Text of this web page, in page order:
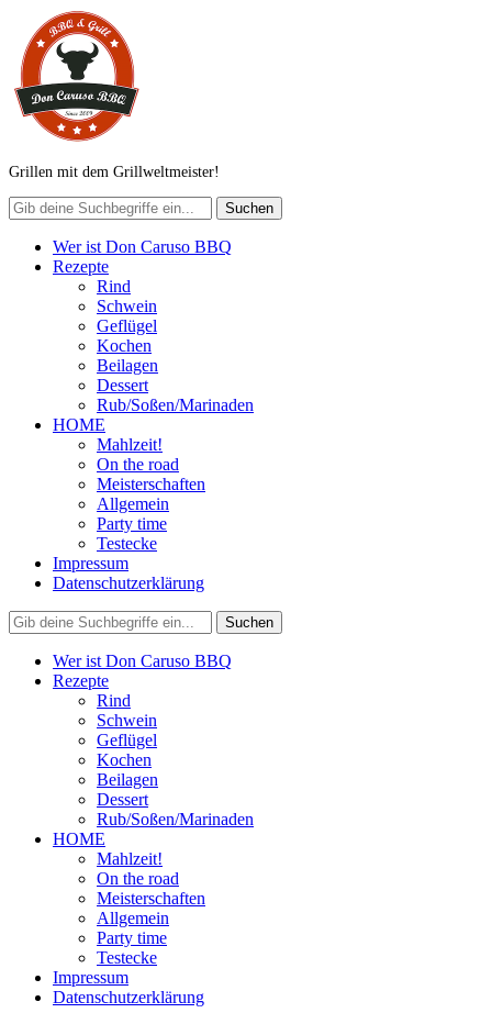
Grillen mit dem Grillweltmeister!
Wer ist Don Caruso BBQ
Rezepte
Rind
Schwein
Geflügel
Kochen
Beilagen
Dessert
Rub/Soßen/Marinaden
HOME
Mahlzeit!
On the road
Meisterschaften
Allgemein
Party time
Testecke
Impressum
Datenschutzerklärung
Wer ist Don Caruso BBQ
Rezepte
Rind
Schwein
Geflügel
Kochen
Beilagen
Dessert
Rub/Soßen/Marinaden
HOME
Mahlzeit!
On the road
Meisterschaften
Allgemein
Party time
Testecke
Impressum
Datenschutzerklärung